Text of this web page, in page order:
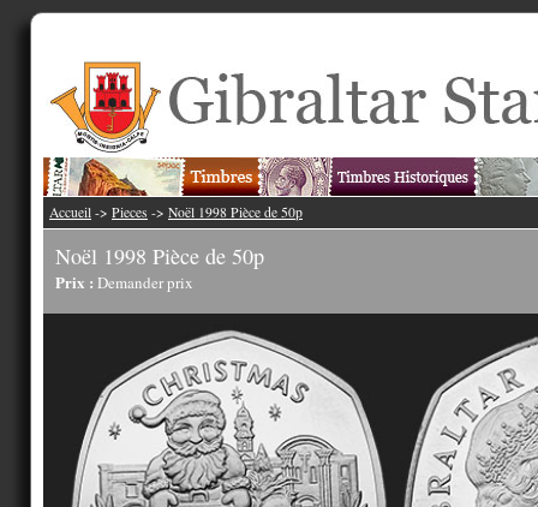
Accueil -> Pieces -> Noël 1998 Pièce de 50p
Noël 1998 Pièce de 50p
Prix : Demander prix